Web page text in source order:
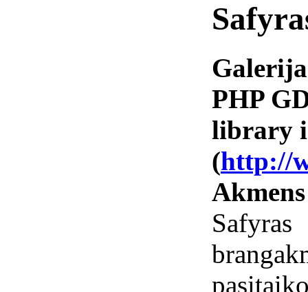
Galerija
PHP
library
(http://